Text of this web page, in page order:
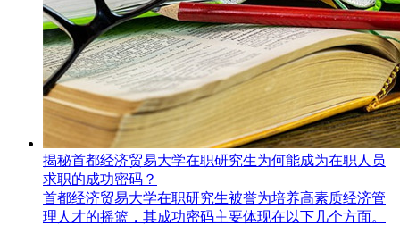
揭秘首都经济贸易大学在职研究生为何能成为在职人员
求职的成功密码？
首都经济贸易大学在职研究生​被誉为培养高素质经济管
理人才的摇篮，其成功密码主要体现在以下几个方面。